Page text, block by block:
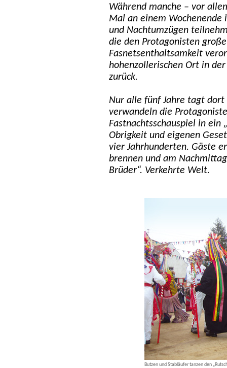
Während manche – vor
Mal an einem
und Nachtumzügen
die den Protagonisten
Fasnetsenthaltsamkeit
hohenzollerischen Ort in
zurück.
Nur alle fünf Jahre tagt dort
verwandeln die
Fastnachtsschauspiel in ein
Obrigkeit und eigenen
vier Jahrhunderten. Gäste
brennen und am
Brüder“. Verkehrte Welt.
Butzen und Stabläufer tanzen den